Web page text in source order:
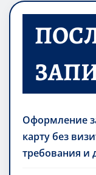
Оформление
карту без
требования и